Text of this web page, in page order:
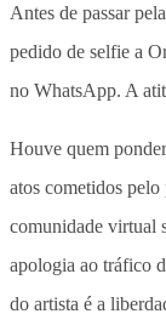
Antes de passar
pedido de selfie a
no WhatsApp. A
Houve quem
atos cometidos
comunidade virtual
apologia ao tráfico
do artista é a